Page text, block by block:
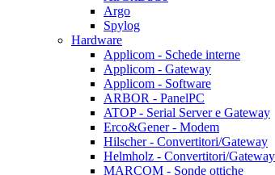
Argo
Spylog
Hardware
Applicom - Schede interne
Applicom - Gateway
Applicom - Software
ARBOR - PanelPC
ATOP - Serial Server e Gateway
Erco&Gener - Modem
Hilscher - Convertitori/Gateway
Helmholz - Convertitori/Gateway
MARCOM - Sonde ottiche